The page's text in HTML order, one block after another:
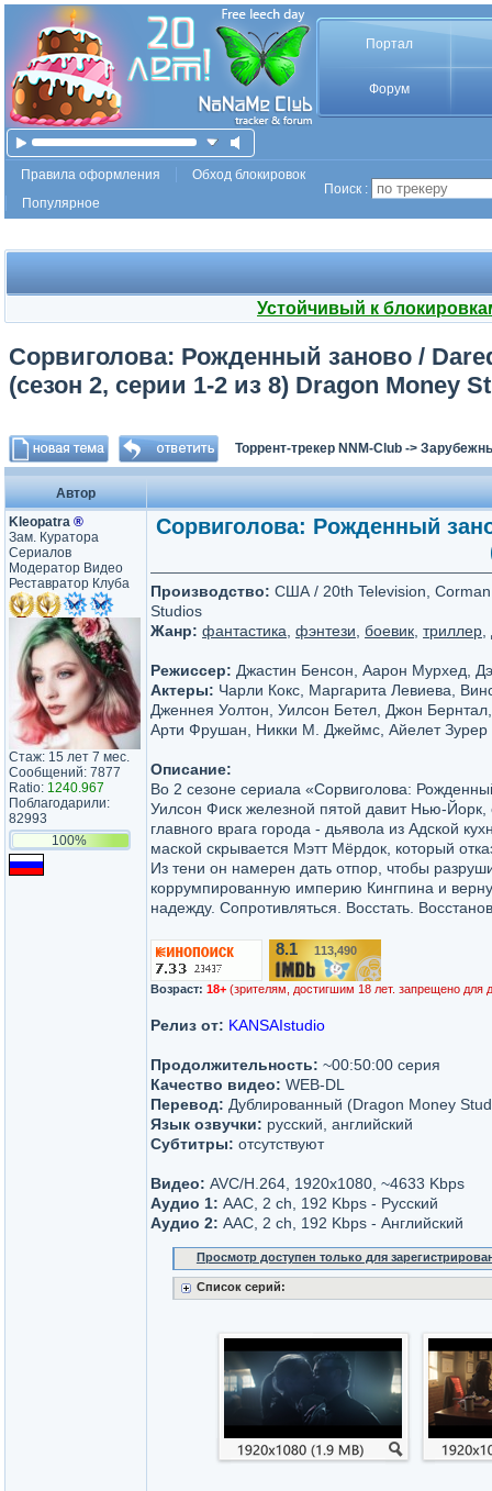
Портал
Форум
Правила оформления
Обход блокировок
Популярное
Поиск :
Устойчивый к
Сорвиголова: Рожденный заново /
(сезон 2, серии 1-2 из 8) Dragon Money
Торрент-трекер NNM-Club ->
Автор
Kleopatra ®
Зам. Куратора
Сериалов
Модератор Видео
Реставратор Клуба
Стаж: 15 лет 7 мес.
Сообщений: 7877
Ratio: 1240.967
Поблагодарили:
82993
100%
Сорвиголова: Рожденный
Производство: США / 20th Television,
Studios
Жанр: фантастика фэнтези боевик триллер
Режиссер: Джастин Бенсон, Аарон Мурхед,
Актеры: Чарли Кокс, Маргарита Левиева,
Дженнея Уолтон, Уилсон Бетел, Джон
Арти Фрушан, Никки М. Джеймс, Айелет Зурер
Описание:
Во 2 сезоне сериала «Сорвиголова:
Уилсон Фиск железной пятой давит Нью-Йорк,
главного врага города - дьявола из Адской
маской скрывается Мэтт Мёрдок, который
Из тени он намерен дать отпор, чтобы
коррумпированную империю Кингпина и
надежду. Сопротивляться. Восстать.
8.1 113,490
Возраст: 18+ (зрителям, достигшим 18 лет. запрещено для
Релиз от: KANSAIstudio
Продолжительность: ~00:50:00 серия
Качество видео: WEB-DL
Перевод: Дублированный (Dragon Money
Язык озвучки: русский, английский
Субтитры: отсутствуют
Видео: AVC/H.264, 1920x1080, ~4633 Kbps
Аудио 1: AAC, 2 ch, 192 Kbps - Русский
Аудио 2: AAC, 2 ch, 192 Kbps - Английский
Просмотр доступен только для
Список серий: